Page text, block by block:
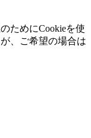
ためにCookieを使
、ご希望の場合は